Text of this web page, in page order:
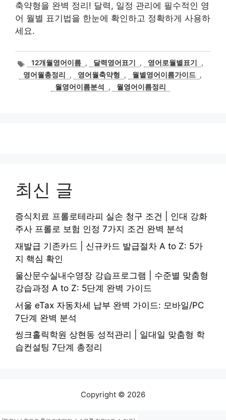
축약형을 완벽 정리! 달력, 일정 관리에 필수적인 영
어 월별 표기법을 한눈에 확인하고 정확하게 사용하
세요.
태
그
12개월영어이름 , 달력영어표기 , 영어로월별표기
,
영어월총정리
, 영어월축약형 , 월별영어이름가이드 ,
월영어이름분석
, 월영어이름정리
최신 글
증식치료 프롤로테라피 실손 청구 조건 | 인대 강화
주사 프롤로 보험 인정 7가지 조건 완벽 분석
재발급 기존카드 | 신규카드 발급절차 A to Z: 5가
지 핵심 확인
울산문수실내수영장 강습프로그램 | 수준별 맞춤형
강습과정 A to Z: 5단계 완벽 가이드
서울 eTax 자동차세 납부 완벽 가이드: 모바일/PC
7단계 완벽 분석
씽크홀릭학원 상현동 성적관리 | 일대일 맞춤형 학
습컨설팅 7단계 총정리
Copyright © 2026